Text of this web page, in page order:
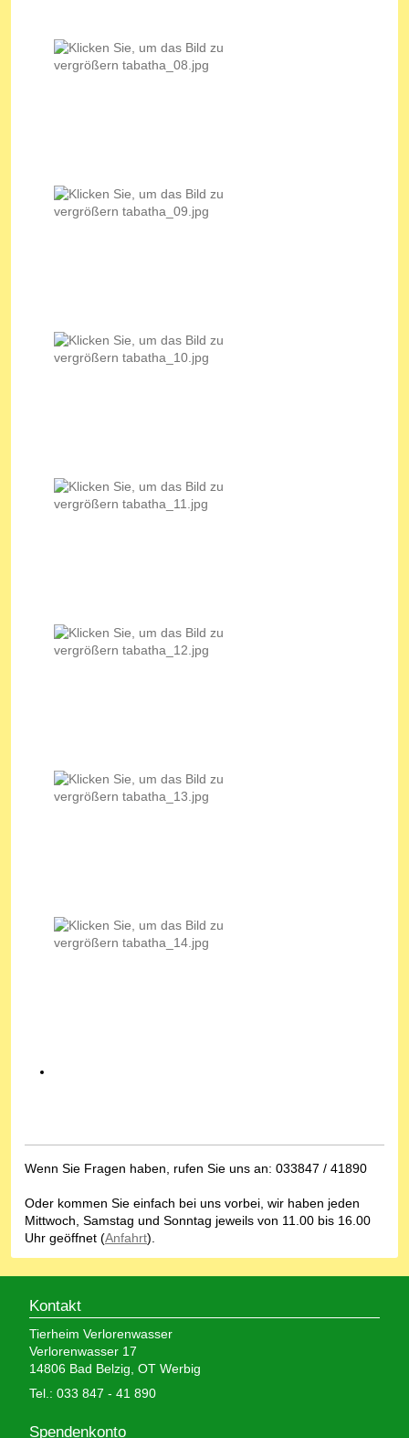
Wenn Sie Fragen haben, rufen Sie uns an: 033847 / 41890
Oder kommen Sie einfach bei uns vorbei, wir haben jeden
Mittwoch, Samstag und Sonntag jeweils von 11.00 bis 16.00
Uhr geöffnet (Anfahrt).
Kontakt
Tierheim Verlorenwasser
Verlorenwasser 17
14806 Bad Belzig, OT Werbig
Tel.: 033 847 - 41 890
Spendenkonto